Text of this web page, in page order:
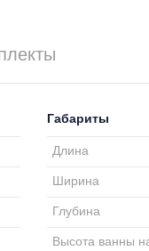
Габариты
Длина
Ширина
Глубина
Высота ванны